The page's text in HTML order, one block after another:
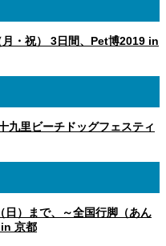
・祝） 3日間、Pet博2019 in
九里ビーチドッグフェスティ
）まで、～全国行脚（あん
京都